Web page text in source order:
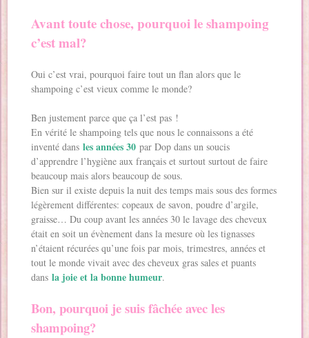
Avant toute chose, pourquoi le shampoing
c’est mal?
Oui c’est vrai, pourquoi faire tout un flan alors que le
shampoing c’est vieux comme le monde?
Ben justement parce que ça l’est pas !
En vérité le shampoing tels que nous le connaissons a été
inventé dansles années 30 par Dop dans un soucis
d’apprendre l’hygiène aux français et surtout surtout de faire
beaucoup mais alors beaucoup de sous.
Bien sur il existe depuis la nuit des temps mais sous des formes
légèrement différentes: copeaux de savon, poudre d’argile,
graisse… Du coup avant les années 30 le lavage des cheveux
était en soit un évènement dans la mesure où les tignasses
n’étaient récurées qu’une fois par mois, trimestres, années et
tout le monde vivait avec des cheveux gras sales et puants
dansla joie et la bonne humeur.
Bon, pourquoi je suis fâchée avec les
shampoing?